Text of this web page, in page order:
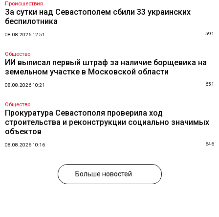
Происшествия
За сутки над Севастополем сбили 33 украинских
беспилотника
08.08.2026 12:51 591
Общество
ИИ выписал первый штраф за наличие борщевика на
земельном участке в Московской области
08.08.2026 10:21 651
Общество
Прокуратура Севастополя проверила ход
строительства и реконструкции социально значимых
объектов
08.08.2026 10:16 646
Больше новостей